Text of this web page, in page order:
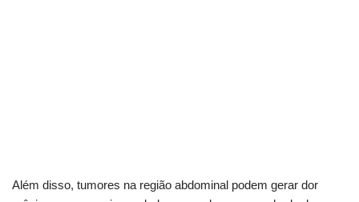
Além disso, tumores na região abdominal podem gerar dor